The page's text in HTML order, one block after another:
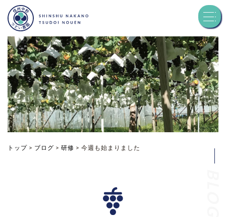
トップ
つどい農園について
品種紹介
お知らせ
お問い合わせ
トップ > ブログ > 研修 > 今週も始まりました